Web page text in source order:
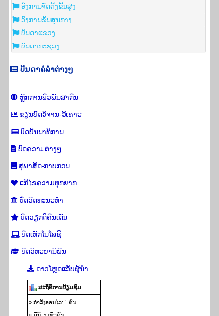
ອົງ​ການ​ຈັດ​ຕັ້ງ​ຂັ້ນ​ສູງ​
ອົງ​ການ​ຂັ້ນ​ສູນ​ກາງ
ບັນ​ດາ​ແຂວງ
ບັນດາກະຊວງ
ບັນ​ດາ​ຄໍ​ລຳ​​ຕ່າງໆ
ຫຼັກການ​ພົວ​ພັນ​ສາ​ກົນ
ຂຽນ​ບົດວິ​ຈານ-ວິ​ເຄາະ
ບົດບັນ​ນາ​ທິ​ການ
ບົດ​ຄວາມ​ຕ່າງໆ
ສຸ​ພາ​ສິດ-ກາບກອນ
​ແກ້​ໄຂ​ຄວາມ​ທຸກ​ຍາກ
​ບົດວັດ​ທະ​ນະ​ທຳ
ບົດວຽກ​ດີ​ຄົນ​ເດັ່ນ
ບົດເທັກໂນໂລຊີ
ບົດວິທະຍານິພົນ
ດາວ​ໂຫຼດ​ແອັບ​ຜູ້​ນຳ
ສະ​ຖິ​ຕິ​ການ​ຢ້ຽມ​ຊົມ
» ກຳ​ລັງ​ອອນ​ໄລ: 1 ຄົນ
» ມື້​ນີ້: 5 ເທື່ອ​ຄົນ